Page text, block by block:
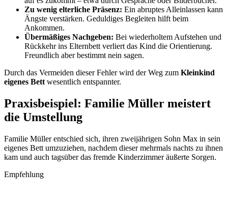
Zu wenig elterliche Präsenz: Ein abruptes Alleinlassen kann
Ängste verstärken. Geduldiges Begleiten hilft beim
Ankommen.
Übermäßiges Nachgeben: Bei wiederholtem Aufstehen und
Rückkehr ins Elternbett verliert das Kind die Orientierung.
Freundlich aber bestimmt nein sagen.
Durch das Vermeiden dieser Fehler wird der Weg zum Kleinkind
eigenes Bett wesentlich entspannter.
Praxisbeispiel: Familie Müller meistert
die Umstellung
Familie Müller entschied sich, ihren zweijährigen Sohn Max in sein
eigenes Bett umzuziehen, nachdem dieser mehrmals nachts zu ihnen
kam und auch tagsüber das fremde Kinderzimmer äußerte Sorgen.
Empfehlung